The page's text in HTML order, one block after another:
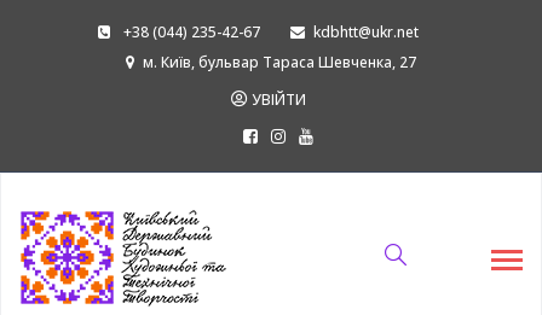
+38 (044) 235-42-67
kdbhtt@ukr.net
м. Київ, бульвар Тараса Шевченка, 27
УВІЙТИ